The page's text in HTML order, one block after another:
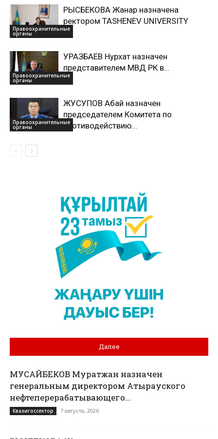
Правоохранительные
органы
РЫСБЕКОВА Жанар назначена
ректором TASHENEV UNIVERSITY
Правоохранительные
органы
УРАЗБАЕВ Нурхат назначен
представителем МВД РК в...
Правоохранительные
органы
ЖУСУПОВ Абай назначен
председателем Комитета по
противодействию...
Далее
МУСАЙБЕКОВ Муратжан назначен
генеральным директором Атырауского
нефтеперерабатывающего...
Квазигоссектор 7 августа, 2026